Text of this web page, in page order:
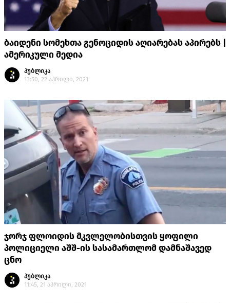
ბაიდენი სომეხთა გენოციდის აღიარებას აპირებს |
ამერიკული მედია
პუბლიკა
13:50, 22 აპრილი, 2021
ჯორჯ ფლოიდის მკვლელობისთვის ყოფილი
პოლიციელი აშშ-ის სასამართლომ დამნაშავედ
ცნო
პუბლიკა
11:45, 21 აპრილი, 2021